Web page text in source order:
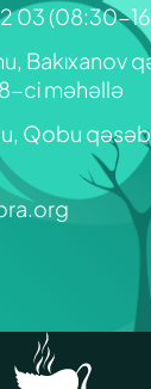
03 (08:30-
Bakıxanov
ci məhəllə
Qobu